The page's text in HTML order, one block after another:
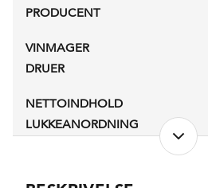
PRODUCENT
VINMAGER
DRUER
NETTOINDHOLD
LUKKEANORDNING
ANTAL FLASKER PRODUCERET